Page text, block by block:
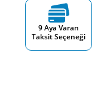
9 Aya Varan
Taksit Seçeneği